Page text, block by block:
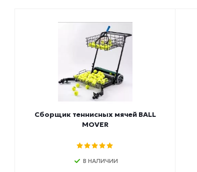
Сборщик теннисных мячей BALL
MOVER
В НАЛИЧИИ